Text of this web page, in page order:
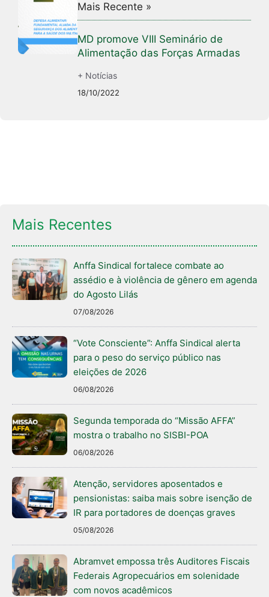
Mais Recente »
MD promove VIII Seminário de
Alimentação das Forças Armadas
+ Notícias
18/10/2022
Mais Recentes
Anffa Sindical fortalece combate ao
assédio e à violência de gênero em agenda
do Agosto Lilás
07/08/2026
“Vote Consciente”: Anffa Sindical alerta
para o peso do serviço público nas
eleições de 2026
06/08/2026
Segunda temporada do “Missão AFFA”
mostra o trabalho no SISBI-POA
06/08/2026
Atenção, servidores aposentados e
pensionistas: saiba mais sobre isenção de
IR para portadores de doenças graves
05/08/2026
Abramvet empossa três Auditores Fiscais
Federais Agropecuários em solenidade
com novos acadêmicos